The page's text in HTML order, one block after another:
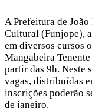
A Prefeitura de João
Cultural (Funjope),
em diversos cursos
Mangabeira
partir das 9h. Neste
vagas, distribuídas
inscrições poderão
de janeiro.